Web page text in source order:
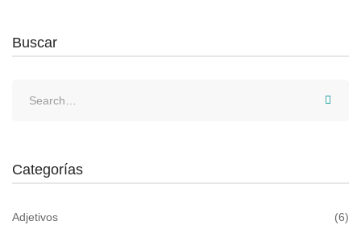
Buscar
Categorías
Adjetivos (6)